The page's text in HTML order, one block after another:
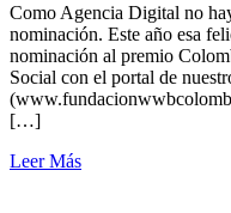
Como Agencia Digital no
nominación. Este año esa
nominación al premio
Social con el portal de
[…]
Leer Más